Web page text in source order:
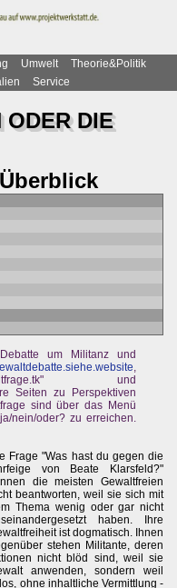
Umwelt
Theorie&Politik
Service
ODER DIE
um Militanz und
,
und
Seiten zu Perspektiven
sind über das Menü
nein/oder? zu erreichen.
Frage "Was hast du gegen die
von Beate Klarsfeld?"
die meisten Gewaltfreien
beantworten, weil sie sich mit
Thema wenig oder gar nicht
haben. Ihre
ist dogmatisch. Ihnen
stehen Militante, deren
nicht blöd sind, weil sie
anwenden, sondern weil
ohne inhaltliche Vermittlung -